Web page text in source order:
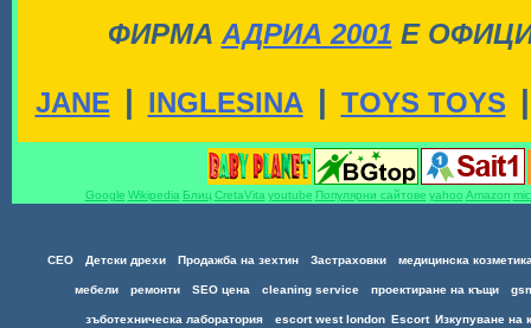
ФИРМА АДРИА 2001 Е
JANE | INGLESINA | TOYS TOYS |
Google Wikipedia Блиц CretaVita youtube Популярни сайтове yahoo Amazon
СЕО Детски дрехи Продажба на зехтин Застраховки медицинска
мебели ремонти SEO цена cleaning service проектиране на къщи
зъботехническа лаборатория escort west london Escort Изкупуване на